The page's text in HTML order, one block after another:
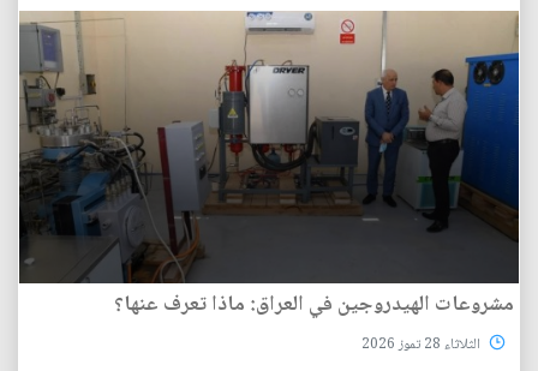
مشروعات الهيدروجين في العراق: ماذا تعرف عنها؟
الثلاثاء 28 تموز 2026